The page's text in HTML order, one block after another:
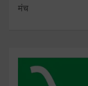
मंच